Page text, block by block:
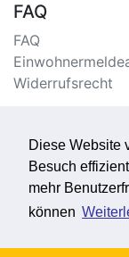
Diese Website
Besuch
mehr
können
FAQ
FAQ
Widerrufsrecht
Impressum/